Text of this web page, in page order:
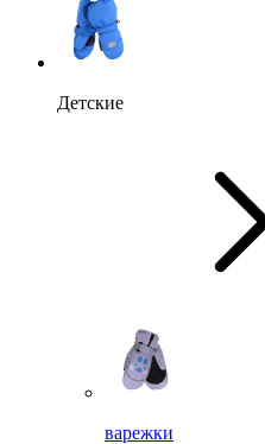
Детские
варежки